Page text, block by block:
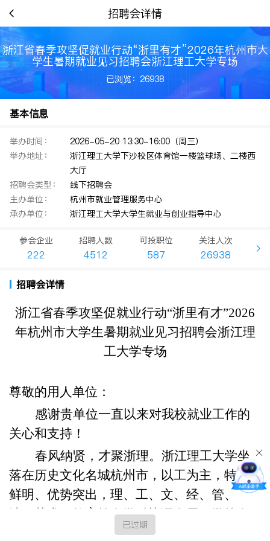
招聘会详情
浙江省春季攻坚促就业行动“浙里有才”2026年杭州市大
学生暑期就业见习招聘会浙江理工大学专场
已浏览：26938
基本信息
举办时间：
2026-05-20 13:30-16:00（周三）
举办地址：
浙江理工大学下沙校区体育馆一楼篮球场、二楼西
大厅
招聘会类型：
线下招聘会
主办单位：
杭州市就业管理服务中心
承办单位：
浙江理工大学大学生就业与创业指导中心
参会企业
222
招聘人数
4512
可投职位
587
关注人次
26938
招聘会详情
浙江省春季攻坚促就业行动“浙里有才”2026
年杭州市大学生暑期就业见习招聘会浙江理
工大学专场
尊敬的用人单位：
感谢贵单位一直以来对我校就业工作的
关心和支持！
春风纳贤，才聚浙理。浙江理工大学坐
落在历史文化名城杭州市，以工为主，特色
鲜明、优势突出，理、工、文、经、管、
法、艺术、教育等多学科协调发展。学校在
就业创业教育工作方面基础扎实、特色明
已过期